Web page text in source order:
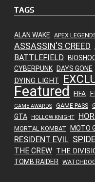
TAGS
ALAN WAKE APEX
ASSASSIN'S CREED
BATTLEFIELD
CYBERPUNK DAYS GONE
DYING LIGHT
Featured FIFA
GAME AWARDS GAME PASS
GTA HOLLOW KNIGHT
MORTAL KOMBAT MOTO
RESIDENT EVIL
THE CREW THE
TOMB RAIDER